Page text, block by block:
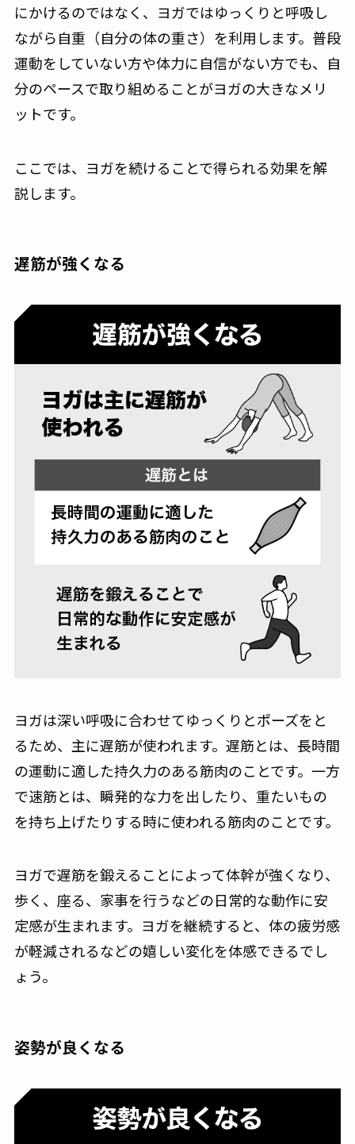
にかけるのではなく、ヨガではゆっくりと呼吸し
ながら自重（自分の体の重さ）を利用します。普段
運動をしていない方や体力に自信がない方でも、自
分のペースで取り組めることがヨガの大きなメリ
ットです。
ここでは、ヨガを続けることで得られる効果を解
説します。
遅筋が強くなる
ヨガは深い呼吸に合わせてゆっくりとポーズをと
るため、主に遅筋が使われます。遅筋とは、長時間
の運動に適した持久力のある筋肉のことです。一方
で速筋とは、瞬発的な力を出したり、重たいもの
を持ち上げたりする時に使われる筋肉のことです。
ヨガで遅筋を鍛えることによって体幹が強くなり、
歩く、座る、家事を行うなどの日常的な動作に安
定感が生まれます。ヨガを継続すると、体の疲労感
が軽減されるなどの嬉しい変化を体感できるでし
ょう。
姿勢が良くなる